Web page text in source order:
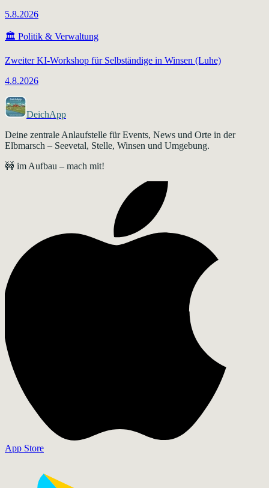
5.8.2026
🏛️ Politik & Verwaltung
Zweiter KI-Workshop für Selbständige in Winsen (Luhe)
4.8.2026
DeichApp
Deine zentrale Anlaufstelle für Events, News und Orte in der
Elbmarsch – Seevetal, Stelle, Winsen und Umgebung.
🚧 im Aufbau – mach mit!
App Store